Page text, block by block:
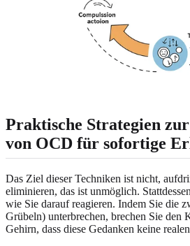
Praktische Strategien
von OCD für sofortige
Das Ziel dieser Techniken ist nicht,
eliminieren, das ist unmöglich.
wie Sie darauf reagieren. Indem Sie die
Grübeln) unterbrechen, brechen Sie den
Gehirn, dass diese Gedanken keine